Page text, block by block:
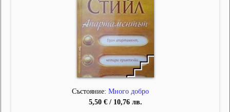
Състояние: Много добро
5,50 € / 10,76 лв.